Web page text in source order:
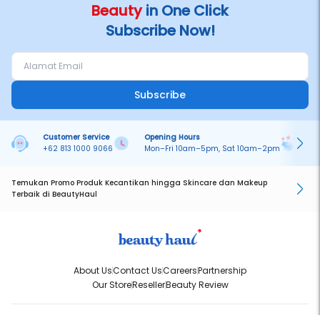
Beautyin One Click
Subscribe Now!
Subscribe
Customer Service
+62 813 1000 9066
Opening Hours
Mon–Fri 10am–5pm, Sat 10am–2pm
Temukan Promo Produk Kecantikan hingga Skincare dan Makeup
Terbaik di BeautyHaul
About UsContact UsCareersPartnership
Our StoreResellerBeauty Review